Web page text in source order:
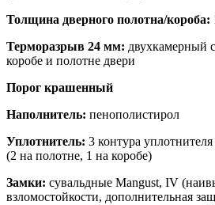
Толщина дверного полотна/короба:
Терморазрыв 24 мм: двухкамерный
коробе и полотне двери
Порог крашенный
Наполнитель: пенополистирол
Уплотнитель: 3 контура
(2 на полотне, 1 на коробе)
Замки: сувальдные Mangust, IV
взломостойкости, дополнительная